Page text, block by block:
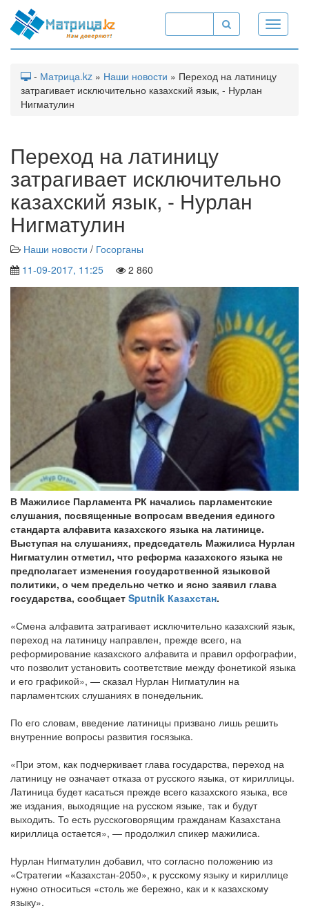
Toggle
- Матрица.kz » Наши новости » Переход на латиницу
затрагивает исключительно казахский язык, - Нурлан
Нигматулин
Переход на латиницу
затрагивает исключительно
казахский язык, - Нурлан
Нигматулин
Наши новости / Госорганы
11-09-2017, 11:25
2 860
В Мажилисе Парламента РК начались парламентские
слушания, посвященные вопросам введения единого
стандарта алфавита казахского языка на латинице.
Выступая на слушаниях, председатель Мажилиса Нурлан
Нигматулин отметил, что реформа казахского языка не
предполагает изменения государственной языковой
политики, о чем предельно четко и ясно заявил глава
государства, сообщает Sputnik Казахстан.
«Смена алфавита затрагивает исключительно казахский язык,
переход на латиницу направлен, прежде всего, на
реформирование казахского алфавита и правил орфографии,
что позволит установить соответствие между фонетикой языка
и его графикой», — сказал Нурлан Нигматулин на
парламентских слушаниях в понедельник.
По его словам, введение латиницы призвано лишь решить
внутренние вопросы развития госязыка.
«При этом, как подчеркивает глава государства, переход на
латиницу не означает отказа от русского языка, от кириллицы.
Латиница будет касаться прежде всего казахского языка, все
же издания, выходящие на русском языке, так и будут
выходить. То есть русскоговорящим гражданам Казахстана
кириллица остается», — продолжил спикер мажилиса.
Нурлан Нигматулин добавил, что согласно положению из
«Стратегии «Казахстан-2050», к русскому языку и кириллице
нужно относиться «столь же бережно, как и к казахскому
языку».